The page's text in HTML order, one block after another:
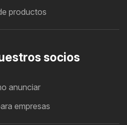
productos
socios
anunciar
empresas